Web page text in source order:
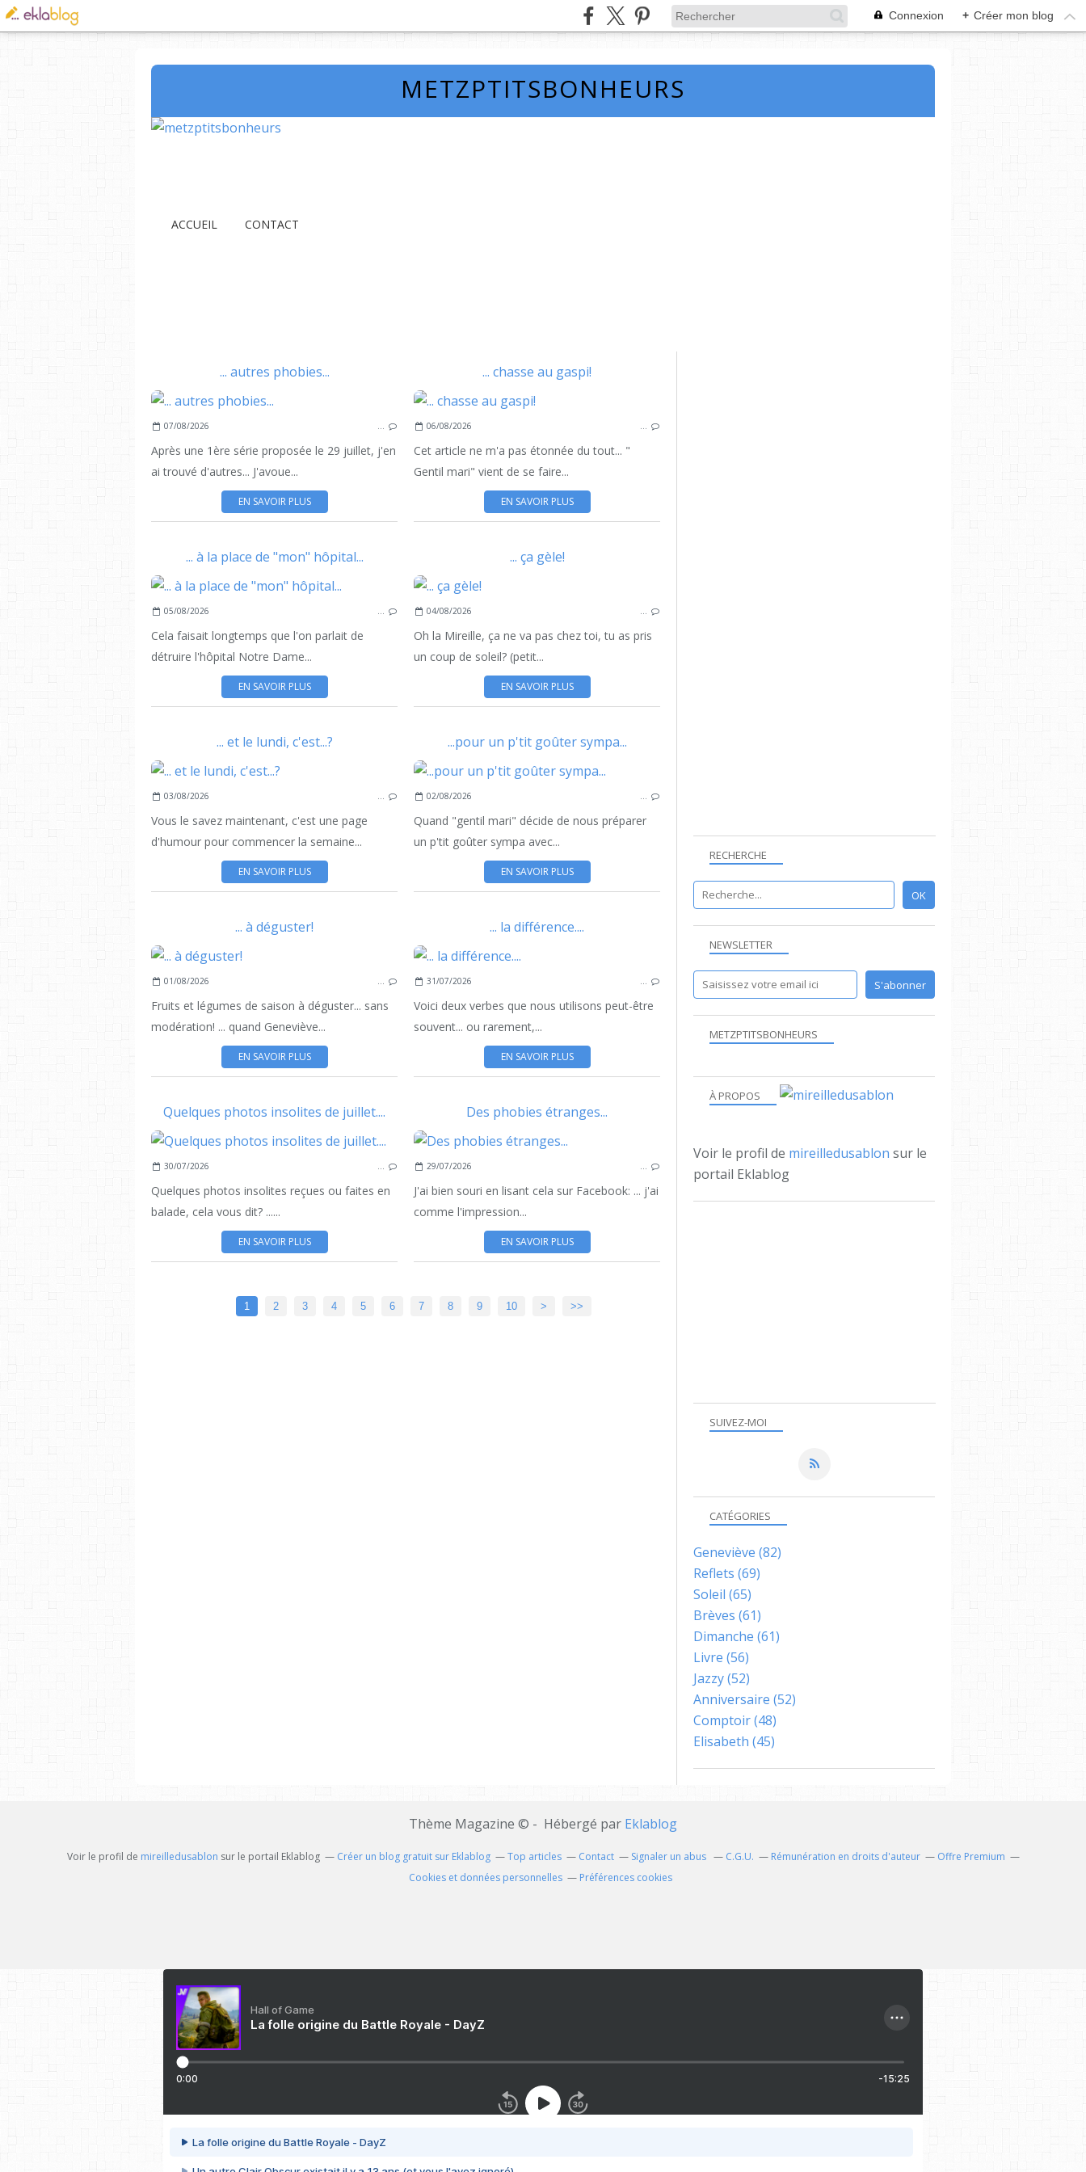
Connexion + Créer mon blog
METZPTITSBONHEURS
ACCUEIL CONTACT
... autres phobies...
07/08/2026 …
Après une 1ère série proposée le 29 juillet, j'en
ai trouvé d'autres... J'avoue...
EN SAVOIR PLUS
... chasse au gaspi!
06/08/2026 …
Cet article ne m'a pas étonnée du tout... "
Gentil mari" vient de se faire...
EN SAVOIR PLUS
... à la place de "mon" hôpital...
05/08/2026 …
Cela faisait longtemps que l'on parlait de
détruire l'hôpital Notre Dame...
EN SAVOIR PLUS
... ça gèle!
04/08/2026 …
Oh la Mireille, ça ne va pas chez toi, tu as pris
un coup de soleil? (petit...
EN SAVOIR PLUS
... et le lundi, c'est...?
03/08/2026 …
Vous le savez maintenant, c'est une page
d'humour pour commencer la semaine...
EN SAVOIR PLUS
...pour un p'tit goûter sympa...
02/08/2026 …
Quand "gentil mari" décide de nous préparer
un p'tit goûter sympa avec...
EN SAVOIR PLUS
... à déguster!
01/08/2026 …
Fruits et légumes de saison à déguster... sans
modération! ... quand Geneviève...
EN SAVOIR PLUS
... la différence....
31/07/2026 …
Voici deux verbes que nous utilisons peut-être
souvent... ou rarement,...
EN SAVOIR PLUS
Quelques photos insolites de juillet....
30/07/2026 …
Quelques photos insolites reçues ou faites en
balade, cela vous dit? ......
EN SAVOIR PLUS
Des phobies étranges...
29/07/2026 …
J'ai bien souri en lisant cela sur Facebook: ... j'ai
comme l'impression...
EN SAVOIR PLUS
1 2 3 4 5 6 7 8 9 10 20
30
40
50
60
70
80
90
100
200
300
400
> >>
NEWSLETTER
SUIVEZ-MOI
RECHERCHE
METZPTITSBONHEURS
À PROPOS
Voir le profil de mireilledusablon sur le
portail Eklablog
CATÉGORIES
Geneviève (82)
Reflets (69)
Soleil (65)
Brèves (61)
Dimanche (61)
Livre (56)
Jazzy(52)
Anniversaire (52)
Comptoir(48)
Elisabeth (45)
Thème Magazine © - Hébergé par Eklablog
Voir le profil de mireilledusablon sur le portail Eklablog Créer un blog gratuit sur Eklablog Top articles Contact Signaler un abus C.G.U. Rémunération en droits d'auteur
Offre Premium
Cookies et données personnelles
Préférences cookies
Hall of Game
La folle origine du Battle Royale - DayZ
0:00 -15:25
La folle origine du Battle Royale - DayZ